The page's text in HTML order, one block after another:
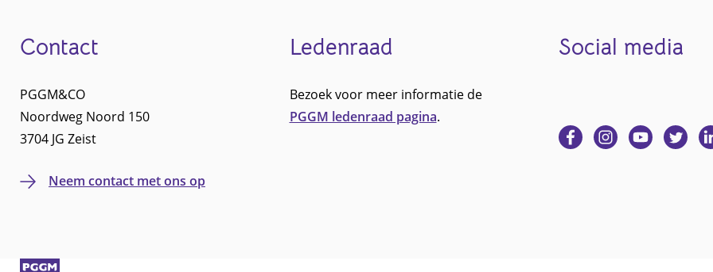
Footer
Contact
PGGM&CO
Noordweg Noord 150
3704 JG Zeist
Neem contact met ons op
Ledenraad
Bezoek voor meer informatie de
PGGM ledenraad pagina.
Social media
Ga
Ga
Ga
Ga